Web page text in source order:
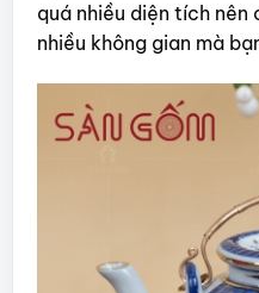
quá nhiều diện tích
nhiều không gian mà